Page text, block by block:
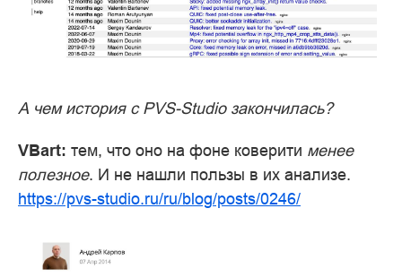
А чем история с PVS-Studio закончилась?
VBart: тем, что оно на фоне коверити менее
полезное. И не нашли пользы в их анализе.
https://pvs-studio.ru/ru/blog/posts/0246/